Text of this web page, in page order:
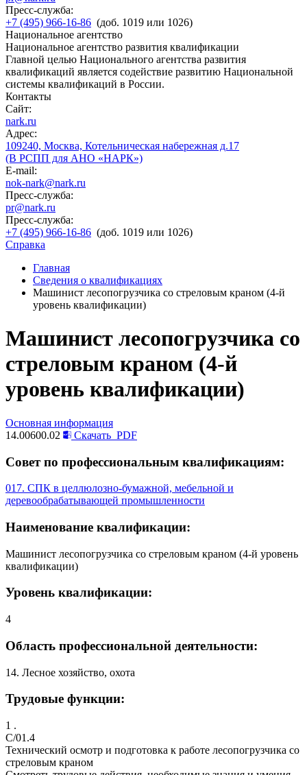
Пресс-служба:
+7 (495) 966-16-86 (доб. 1019 или 1026)
Национальное агентство
Национальное агентство развития квалификации
Главной целью Национального агентства развития
квалификаций является содействие развитию Национальной
системы квалификаций в России.
Контакты
Сайт:
nark.ru
Адрес:
109240, Москва, Котельническая набережная д.17
(В РСПП для АНО «НАРК»)
E-mail:
nok-nark@nark.ru
Пресс-служба:
pr@nark.ru
Пресс-служба:
+7 (495) 966-16-86 (доб. 1019 или 1026)
Справка
Главная
Сведения о квалификациях
Машинист лесопогрузчика со стреловым краном (4-й
уровень квалификации)
Машинист лесопогрузчика со
стреловым краном (4-й
уровень квалификации)
Основная информация
14.00600.02
Скачать PDF
Совет по профессиональным квалификациям:
017. СПК в целлюлозно-бумажной, мебельной и
деревообрабатывающей промышленности
Наименование квалификации:
Машинист лесопогрузчика со стреловым краном (4-й уровень
квалификации)
Уровень квалификации:
4
Область профессиональной деятельности:
14. Лесное хозяйство, охота
Трудовые функции:
1 .
C/01.4
Технический осмотр и подготовка к работе лесопогрузчика со
стреловым краном